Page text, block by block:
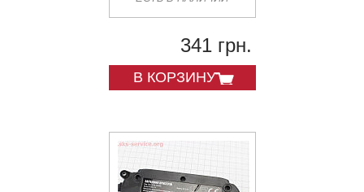
341 грн.
В КОРЗИНУ